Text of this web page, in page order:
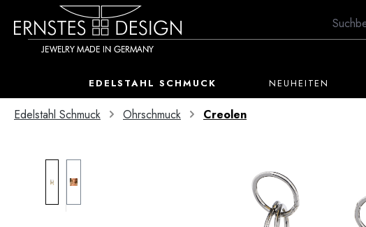
Hauptinhalt springen
Zur Suche springen
Zur Hauptnavigation springen
EDELSTAHL SCHMUCK NEUHEITEN
Edelstahl Schmuck Ohrschmuck Creolen